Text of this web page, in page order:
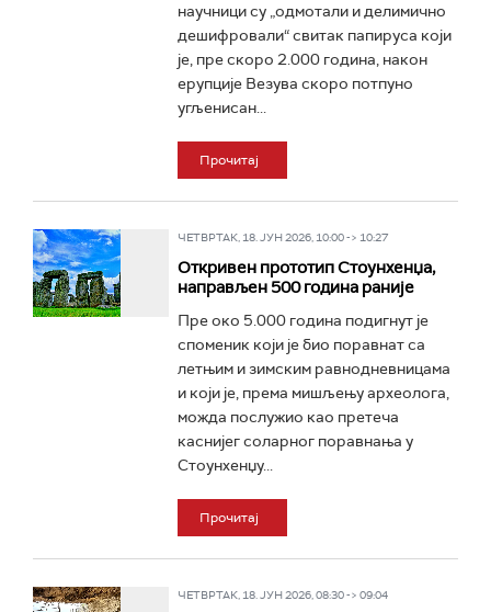
научници су „одмотали и делимично
дешифровали“ свитак папируса који
је, пре скоро 2.000 година, након
ерупције Везува скоро потпуно
угљенисан...
Прочитај
ЧЕТВРТАК, 18. ЈУН 2026, 10:00 -> 10:27
Откривен прототип Стоунхенџа,
направљен 500 година раније
Пре око 5.000 година подигнут је
споменик који је био поравнат са
летњим и зимским равнодневницама
и који је, према мишљењу археолога,
можда послужио као претеча
каснијег соларног поравнања у
Стоунхенџу...
Прочитај
ЧЕТВРТАК, 18. ЈУН 2026, 08:30 -> 09:04